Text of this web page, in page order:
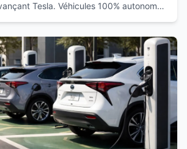
Tesla. Véhicules 100% autonomes